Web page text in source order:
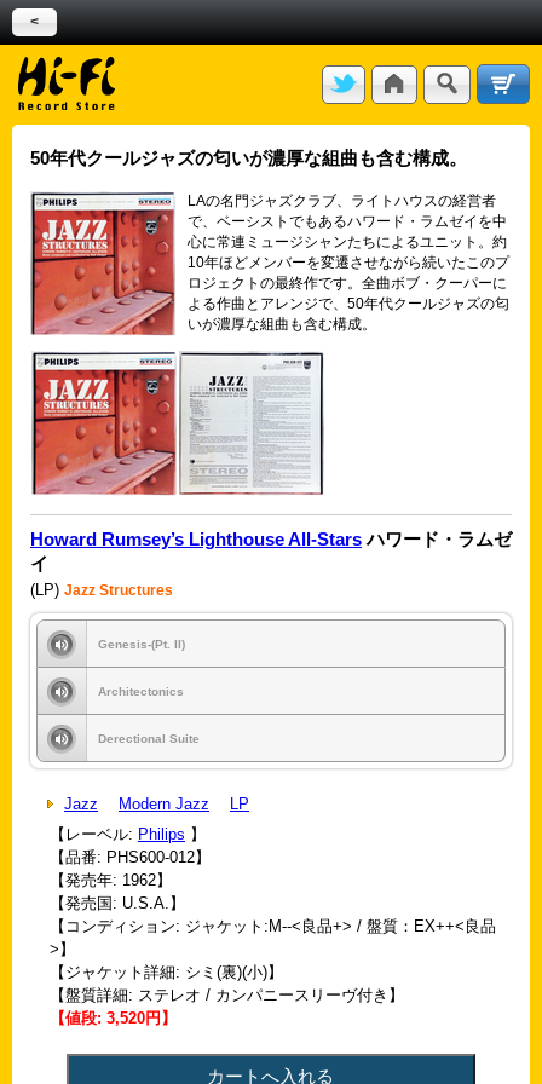
<
50年代クールジャズの匂いが濃厚な組曲も含む構成。
LAの名門ジャズクラブ、ライトハウスの経営者
で、ベーシストでもあるハワード・ラムゼイを中
心に常連ミュージシャンたちによるユニット。約
10年ほどメンバーを変遷させながら続いたこのプ
ロジェクトの最終作です。全曲ボブ・クーパーに
よる作曲とアレンジで、50年代クールジャズの匂
いが濃厚な組曲も含む構成。
Howard Rumsey’s Lighthouse All-Starsハワード・ラムゼ
イ
(LP) Jazz Structures
Genesis-(Pt. II)
Architectonics
Derectional Suite
Jazz Modern Jazz
LP
【レーベル: Philips 】
【品番: PHS600-012】
【発売年: 1962】
【発売国: U.S.A.】
【コンディション: ジャケット:M--<良品+> / 盤質：EX++<良品
>】
【ジャケット詳細: シミ(裏)(小)】
【盤質詳細: ステレオ / カンパニースリーヴ付き】
【値段: 3,520円】